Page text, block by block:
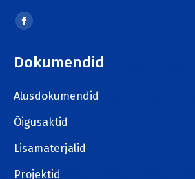
Find us on:
Facebook
opens
new
window
Dokumendid
Alusdokumendid
Õigusaktid
Lisamaterjalid
Projektid